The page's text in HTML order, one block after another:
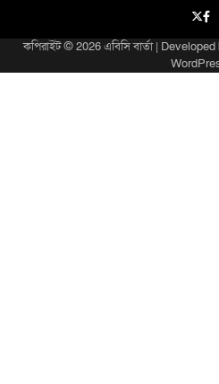
X
কপিরাইট © 2026এবিসি বার্তা| Developed